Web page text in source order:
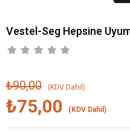
Vestel-Seg Hepsine
₺90,00 (KDV Dahil)
₺75,00 (KDV Dahil)